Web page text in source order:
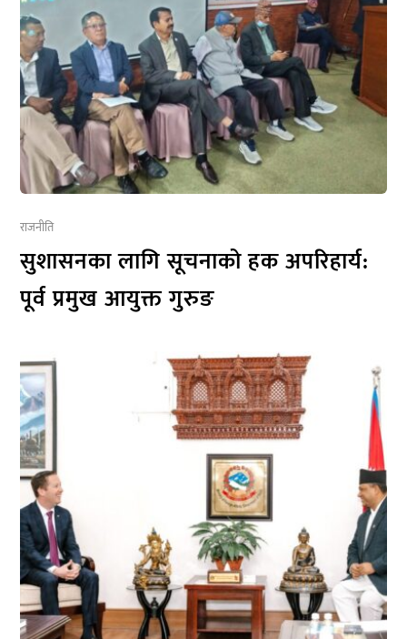
राजनीति
सुशासनका लागि सूचनाको हक अपरिहार्य:
पूर्व प्रमुख आयुक्त गुरुङ